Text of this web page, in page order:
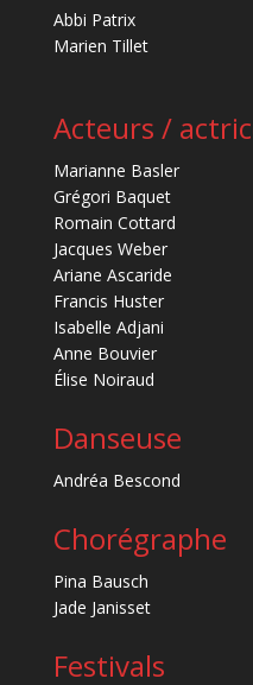
Abbi Patrix
Marien Tillet
Acteurs /
Marianne Basler
Grégori Baquet
Romain Cottard
Jacques Weber
Ariane Ascaride
Francis Huster
Isabelle Adjani
Anne Bouvier
Élise Noiraud
Danseuse
Andréa Bescond
Chorégraphe
Pina Bausch
Jade Janisset
Festivals